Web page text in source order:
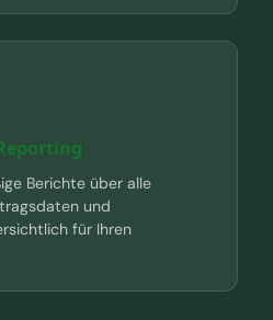
Berichte über alle
und
für Ihren